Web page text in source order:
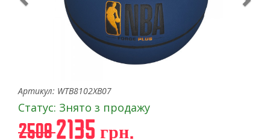
Артикул: WTB8102XB07
Статус: Знято з продажу
25082135 грн.